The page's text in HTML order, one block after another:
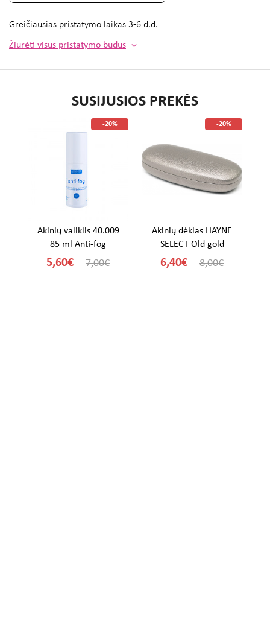
Greičiausias pristatymo laikas 3-6 d.d.
Žiūrėti visus pristatymo būdus
SUSIJUSIOS PREKĖS
-20%
Akinių valiklis 40.009
85 ml Anti-fog
5,60€ 7,00€
-20%
Akinių dėklas HAYNE
SELECT Old gold
6,40€ 8,00€